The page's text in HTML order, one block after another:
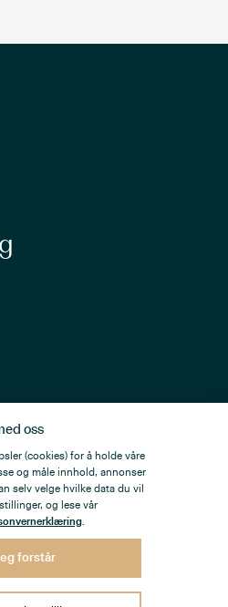
oss
(cookies) for å holde våre
og måle innhold, annonser
selv velge hvilke data du vil
og lese vår
.
forstår